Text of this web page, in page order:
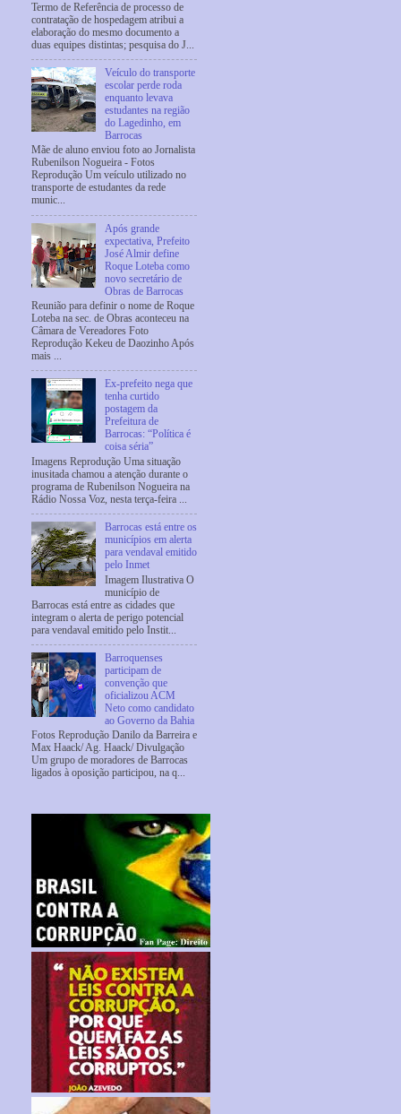
Termo de Referência de processo de
contratação de hospedagem atribui a
elaboração do mesmo documento a
duas equipes distintas; pesquisa do J...
Veículo do transporte
escolar perde roda
enquanto levava
estudantes na região
do Lagedinho, em
Barrocas
Mãe de aluno enviou foto ao Jornalista
Rubenilson Nogueira - Fotos
Reprodução Um veículo utilizado no
transporte de estudantes da rede
munic...
Após grande
expectativa, Prefeito
José Almir define
Roque Loteba como
novo secretário de
Obras de Barrocas
Reunião para definir o nome de Roque
Loteba na sec. de Obras aconteceu na
Câmara de Vereadores Foto
Reprodução Kekeu de Daozinho Após
mais ...
Ex-prefeito nega que
tenha curtido
postagem da
Prefeitura de
Barrocas: “Política é
coisa séria”
Imagens Reprodução Uma situação
inusitada chamou a atenção durante o
programa de Rubenilson Nogueira na
Rádio Nossa Voz, nesta terça-feira ...
Barrocas está entre os
municípios em alerta
para vendaval emitido
pelo Inmet
Imagem Ilustrativa O
município de
Barrocas está entre as cidades que
integram o alerta de perigo potencial
para vendaval emitido pelo Instit...
Barroquenses
participam de
convenção que
oficializou ACM
Neto como candidato
ao Governo da Bahia
Fotos Reprodução Danilo da Barreira e
Max Haack/ Ag. Haack/ Divulgação
Um grupo de moradores de Barrocas
ligados à oposição participou, na q...